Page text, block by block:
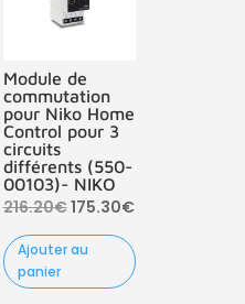
Module de
commutation
pour Niko Home
Control pour 3
circuits
différents (550-
00103)- NIKO
216.20€Le
prix
était :
175.30€Le
actuel
Ajouter au
panier